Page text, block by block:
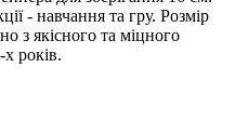
- навчання та гру. Розмір
з якісного та міцного
років.